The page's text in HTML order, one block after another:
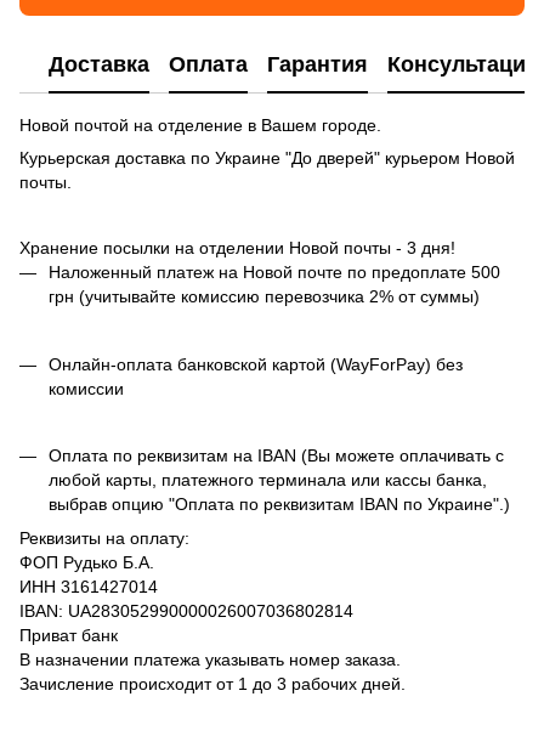
Доставка Оплата Гарантия Консультация
Новой почтой на отделение в Вашем городе.
Курьерская доставка по Украине "До дверей" курьером Новой
почты.
Хранение посылки на отделении Новой почты - 3 дня!
Наложенный платеж на Новой почте по предоплате 500
грн (учитывайте комиссию перевозчика 2% от суммы)
Онлайн-оплата банковской картой (WayForPay) без
комиссии
Оплата по реквизитам на IBAN (Вы можете оплачивать с
любой карты, платежного терминала или кассы банка,
выбрав опцию "Оплата по реквизитам IBAN по Украине".)
Реквизиты на оплату:
ФОП Рудько Б.А.
ИНН 3161427014
IBAN: UA283052990000026007036802814
Приват банк
В назначении платежа указывать номер заказа.
Зачисление происходит от 1 до 3 рабочих дней.